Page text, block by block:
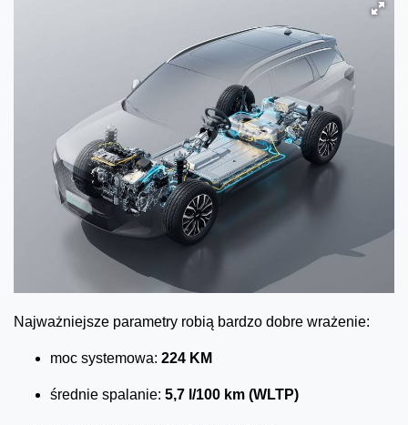
Najważniejsze parametry robią bardzo dobre wrażenie:
moc systemowa: 224 KM
średnie spalanie: 5,7 l/100 km (WLTP)